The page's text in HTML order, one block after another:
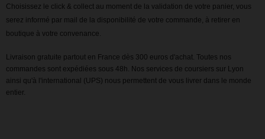
Choisissez le click & collect au moment de la validation de votre panier, vous
serez informé par mail de la disponibilité de votre commande, à retirer en
boutique à votre convenance.
Livraison gratuite partout en France dès 300 euros d'achat. Toutes nos
commandes sont expédiées sous 48h. Nos services de coursiers sur Lyon
ainsi qu'à l'international (UPS) nous permettent de vous livrer dans le monde
entier.